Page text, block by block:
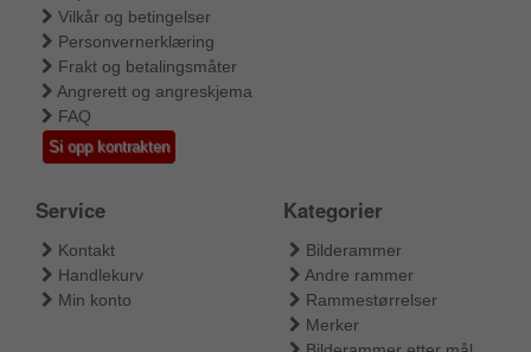
Vilkår og betingelser
Personvernerklæring
Frakt og betalingsmåter
Angrerett og angreskjema
FAQ
Si opp kontrakten
Service
Kontakt
Handlekurv
Min konto
Kategorier
Bilderammer
Andre rammer
Rammestørrelser
Merker